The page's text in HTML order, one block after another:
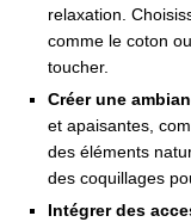
relaxation.
comme le coton
toucher.
Créer une
et apaisantes,
des éléments
des coquillages
Intégrer des